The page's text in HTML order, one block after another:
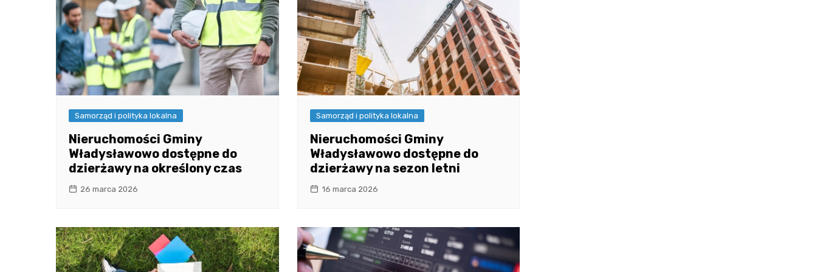
Samorząd i polityka lokalna
Nieruchomości Gminy
Władysławowo dostępne do
dzierżawy na określony czas
26 marca 2026
Samorząd i polityka lokalna
Nieruchomości Gminy
Władysławowo dostępne do
dzierżawy na sezon letni
16 marca 2026